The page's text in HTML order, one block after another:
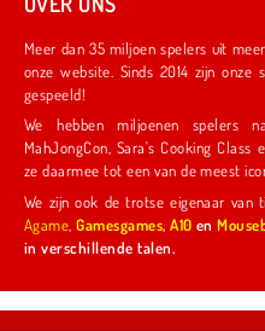
Meer dan 35 miljoen spelers uit
onze website. Sinds 2014 zijn
gespeeld!
We hebben miljoenen spelers
MahJongCon, Sara's Cooking Class en Happy Wheels getrokken en hebben
We zijn ook de trotse eigenaar van
Agame ,Gamesgames,A10 en
in verschillende talen.